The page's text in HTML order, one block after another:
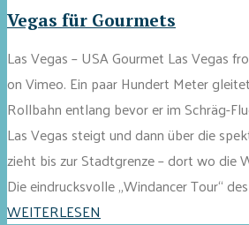
Vegas für Gourmets
Las Vegas – USA Gourmet Las Vegas
on Vimeo. Ein paar Hundert Meter
Rollbahn entlang bevor er im Schräg-
Las Vegas steigt und dann über die
zieht bis zur Stadtgrenze – dort wo die
Die eindrucksvolle „Windancer Tour“
WEITERLESEN